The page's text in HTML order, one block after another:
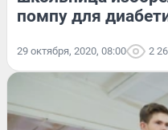
помпу для
29 октября, 2020, 08:00 2